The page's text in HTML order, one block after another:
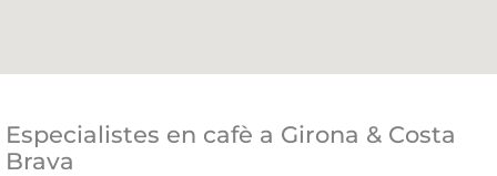
Especialistes en cafè a Girona & Costa
Brava